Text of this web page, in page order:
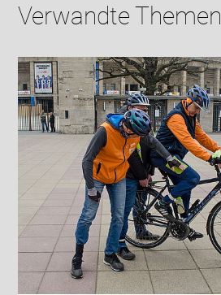
Verwandte Themen